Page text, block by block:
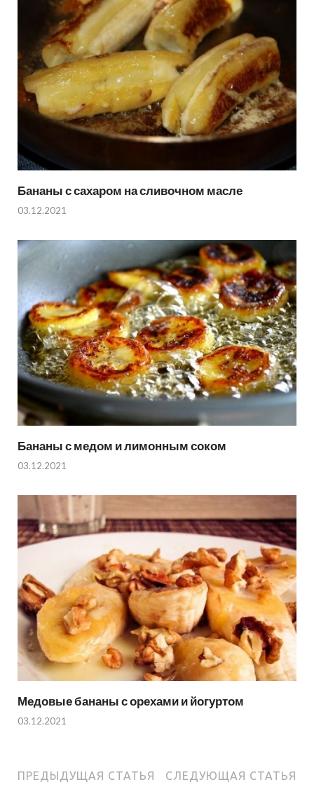
Бананы с сахаром на сливочном масле
03.12.2021
Бананы с медом и лимонным соком
03.12.2021
Медовые бананы с орехами и йогуртом
03.12.2021
ПРЕДЫДУЩАЯ СТАТЬЯ СЛЕДУЮЩАЯ СТАТЬЯ